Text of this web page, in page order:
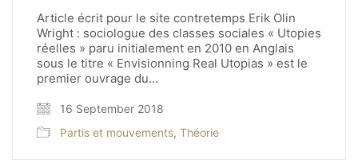
Article écrit pour le site contretemps Erik Olin
Wright : sociologue des classes sociales « Utopies
réelles » paru initialement en 2010 en Anglais
sous le titre « Envisionning Real Utopias » est le
premier ouvrage du…
16 September 2018
Partis et mouvements, Théorie